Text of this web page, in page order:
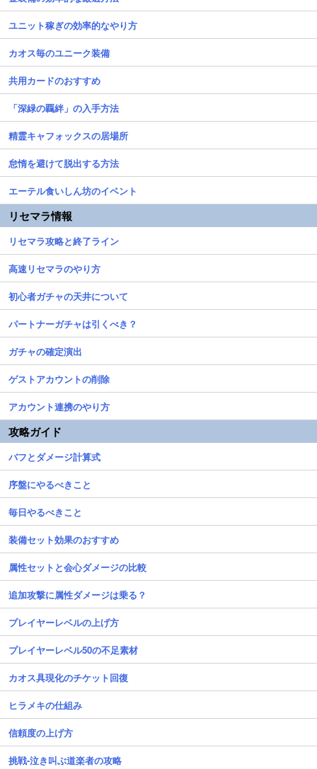
ユニット稼ぎの効率的なやり方
カオス毎のユニーク装備
共用カードのおすすめ
「深緑の覊絆」の入手方法
精霊キャフォックスの居場所
怠惰を避けて脱出する方法
エーテル食いしん坊のイベント
リセマラ情報
リセマラ攻略と終了ライン
高速リセマラのやり方
初心者ガチャの天井について
パートナーガチャは引くべき？
ガチャの確定演出
ゲストアカウントの削除
アカウント連携のやり方
攻略ガイド
バフとダメージ計算式
序盤にやるべきこと
毎日やるべきこと
装備セット効果のおすすめ
属性セットと会心ダメージの比較
追加攻撃に属性ダメージは乗る？
プレイヤーレベルの上げ方
プレイヤーレベル50の不足素材
カオス具現化のチケット回復
ヒラメキの仕組み
信頼度の上げ方
挑戦-泣き叫ぶ道楽者の攻略